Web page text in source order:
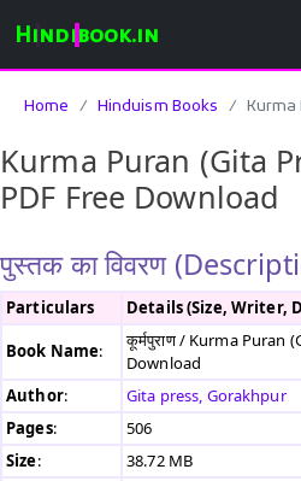
Hindibook.in
Home Hinduism Books Kurma
Kurma Puran (Gita
PDF Free Download
पुस्तक का विवरण
Particulars
Details (Size, Writer,
Book Name:
कूर्मपुराण / Kurma Puran
Download
Author:
Gita press, Gorakhpur
Pages:
506
Size:
38.72 MB